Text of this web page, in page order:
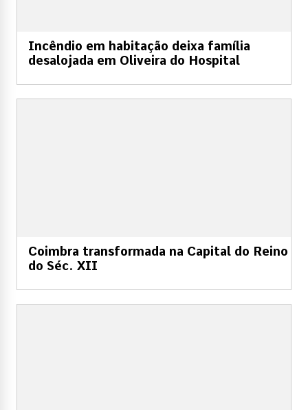
Incêndio em habitação deixa família
desalojada em Oliveira do Hospital
Coimbra transformada na Capital do Reino
do Séc. XII